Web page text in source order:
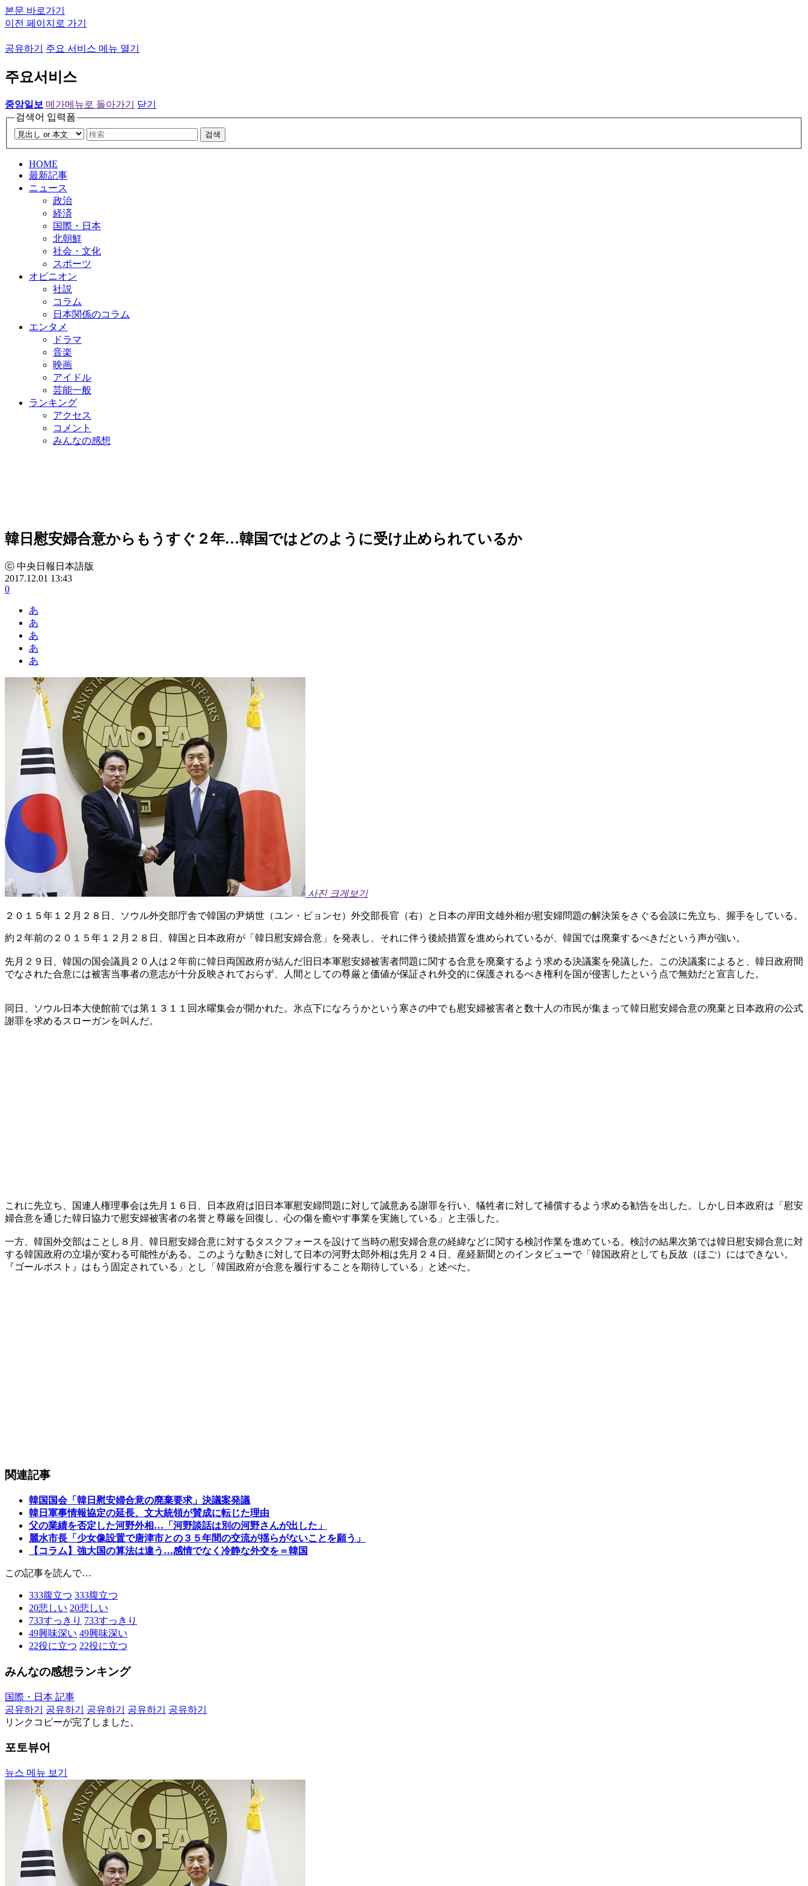
본문 바로가기
이전 페이지로 가기
공유하기 주요 서비스 메뉴 열기
주요서비스
중앙일보 메가메뉴로 돌아가기
닫기
검색어 입력폼
검색
HOME
最新記事
ニュース
政治
経済
国際・日本
北朝鮮
社会・文化
スポーツ
オピニオン
社説
コラム
日本関係のコラム
エンタメ
ドラマ
音楽
映画
アイドル
芸能一般
ランキング
アクセス
コメント
みんなの感想
韓日慰安婦合意からもうすぐ２年…韓国ではどのように受け止められているか
ⓒ 中央日報日本語版
2017.12.01 13:43
0
あ
あ
あ
あ
あ
사진 크게보기
２０１５年１２月２８日、ソウル外交部庁舎で韓国の尹炳世（ユン・ビョンセ）外交部長官（右）と日本の岸田文雄外相が慰安婦問題の解決策をさぐる会談に先立ち、握手をしている。
約２年前の２０１５年１２月２８日、韓国と日本政府が「韓日慰安婦合意」を発表し、それに伴う後続措置を進められているが、韓国では廃棄するべきだという声が強い。
先月２９日、韓国の国会議員２０人は２年前に韓日両国政府が結んだ旧日本軍慰安婦被害者問題に関する合意を廃棄するよう求める決議案を発議した。この決議案によると、韓日政府間
でなされた合意には被害当事者の意志が十分反映されておらず、人間としての尊厳と価値が保証され外交的に保護されるべき権利を国が侵害したという点で無効だと宣言した。
同日、ソウル日本大使館前では第１３１１回水曜集会が開かれた。氷点下になろうかという寒さの中でも慰安婦被害者と数十人の市民が集まって韓日慰安婦合意の廃棄と日本政府の公式
謝罪を求めるスローガンを叫んだ。
これに先立ち、国連人権理事会は先月１６日、日本政府は旧日本軍慰安婦問題に対して誠意ある謝罪を行い、犠牲者に対して補償するよう求める勧告を出した。しかし日本政府は「慰安
婦合意を通じた韓日協力で慰安婦被害者の名誉と尊厳を回復し、心の傷を癒やす事業を実施している」と主張した。
一方、韓国外交部はことし８月、韓日慰安婦合意に対するタスクフォースを設けて当時の慰安婦合意の経緯などに関する検討作業を進めている。検討の結果次第では韓日慰安婦合意に対
する韓国政府の立場が変わる可能性がある。このような動きに対して日本の河野太郎外相は先月２４日、産経新聞とのインタビューで「韓国政府としても反故（ほご）にはできない。
『ゴールポスト』はもう固定されている」とし「韓国政府が合意を履行することを期待している」と述べた。
関連記事
韓国国会「韓日慰安婦合意の廃棄要求」決議案発議
韓日軍事情報協定の延長、文大統領が賛成に転じた理由
父の業績を否定した河野外相…「河野談話は別の河野さんが出した」
麗水市長「少女像設置で唐津市との３５年間の交流が揺らがないことを願う」
【コラム】強大国の算法は違う…感情でなく冷静な外交を＝韓国
この記事を読んで…
333腹立つ 333腹立つ
20悲しい 20悲しい
733すっきり 733すっきり
49興味深い 49興味深い
22役に立つ 22役に立つ
みんなの感想ランキング
国際・日本 記事
공유하기
공유하기 공유하기 공유하기
공유하기
リンクコピーが完了しました。
포토뷰어
뉴스 메뉴 보기